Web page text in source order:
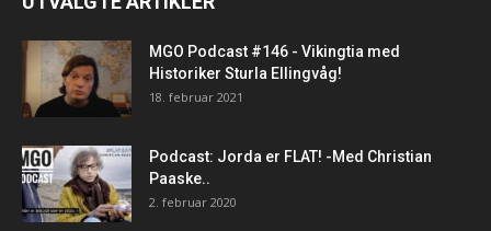
MGO Podcast #146 - Vikingtia med
Historiker Sturla Ellingvåg!
18. februar 2021
Podcast: Jorda er FLAT! -Med Christian
Paaske..
2. februar 2020